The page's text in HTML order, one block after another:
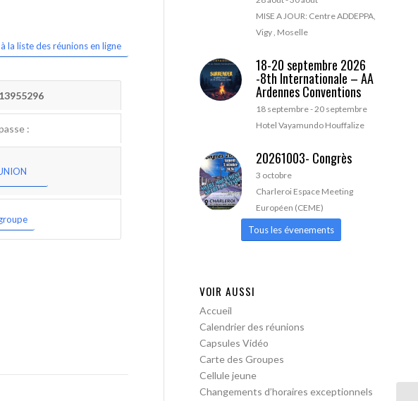
la liste des réunions en ligne
:
MISE A JOUR: Centre ADDEPPA,
Vigy , Moselle
18-20 septembre 2026
-8th Internationale – AA
Ardennes Conventions
18 septembre-20 septembre
Hotel Vayamundo Houffalize
20261003- Congrès
3 octobre
Charleroi Espace Meeting
Européen (CEME)
Tous les évenements
VOIR AUSSI
Accueil
Calendrier des réunions
Capsules Vidéo
Carte des Groupes
Cellule jeune
Changements d’horaires exceptionnels